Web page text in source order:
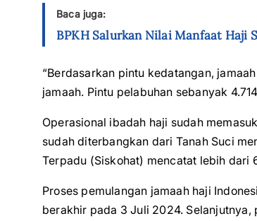
Baca juga:
BPKH Salurkan Nilai Manfaat Haji
“Berdasarkan pintu kedatangan,
jamaah. Pintu pelabuhan sebanyak
Operasional ibadah haji sudah
sudah diterbangkan dari Tanah Suci
Terpadu (Siskohat) mencatat lebih dari
Proses pemulangan jamaah haji
berakhir pada 3 Juli 2024.